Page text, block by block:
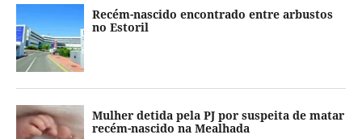
Recém-nascido encontrado entre arbustos
no Estoril
Mulher detida pela PJ por suspeita de matar
recém-nascido na Mealhada